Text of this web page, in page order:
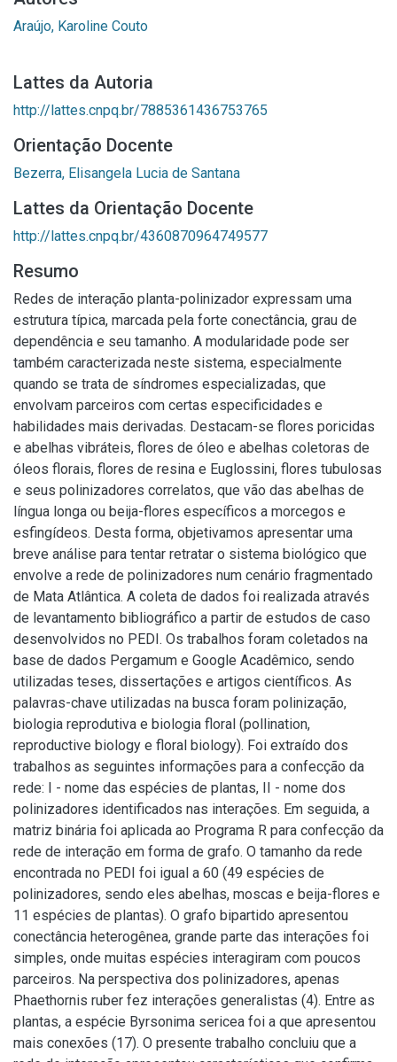
Araújo, Karoline Couto
Lattes da Autoria
http://lattes.cnpq.br/7885361436753765
Orientação Docente
Bezerra, Elisangela Lucia de Santana
Lattes da Orientação Docente
http://lattes.cnpq.br/4360870964749577
Resumo
Redes de interação planta-polinizador expressam uma
estrutura típica, marcada pela forte conectância, grau de
dependência e seu tamanho. A modularidade pode ser
também caracterizada neste sistema, especialmente
quando se trata de síndromes especializadas, que
envolvam parceiros com certas especificidades e
habilidades mais derivadas. Destacam-se flores poricidas
e abelhas vibráteis, flores de óleo e abelhas coletoras de
óleos florais, flores de resina e Euglossini, flores tubulosas
e seus polinizadores correlatos, que vão das abelhas de
língua longa ou beija-flores específicos a morcegos e
esfingídeos. Desta forma, objetivamos apresentar uma
breve análise para tentar retratar o sistema biológico que
envolve a rede de polinizadores num cenário fragmentado
de Mata Atlântica. A coleta de dados foi realizada através
de levantamento bibliográfico a partir de estudos de caso
desenvolvidos no PEDI. Os trabalhos foram coletados na
base de dados Pergamum e Google Acadêmico, sendo
utilizadas teses, dissertações e artigos científicos. As
palavras-chave utilizadas na busca foram polinização,
biologia reprodutiva e biologia floral (pollination,
reproductive biology e floral biology). Foi extraído dos
trabalhos as seguintes informações para a confecção da
rede: I - nome das espécies de plantas, II - nome dos
polinizadores identificados nas interações. Em seguida, a
matriz binária foi aplicada ao Programa R para confecção da
rede de interação em forma de grafo. O tamanho da rede
encontrada no PEDI foi igual a 60 (49 espécies de
polinizadores, sendo eles abelhas, moscas e beija-flores e
11 espécies de plantas). O grafo bipartido apresentou
conectância heterogênea, grande parte das interações foi
simples, onde muitas espécies interagiram com poucos
parceiros. Na perspectiva dos polinizadores, apenas
Phaethornis ruber fez interações generalistas (4). Entre as
plantas, a espécie Byrsonima sericea foi a que apresentou
mais conexões (17). O presente trabalho concluiu que a